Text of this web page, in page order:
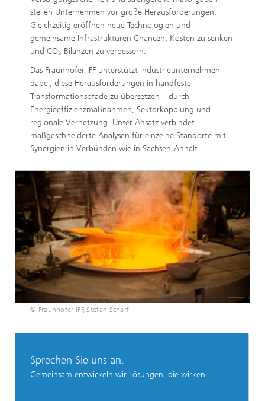
stellen Unternehmen vor große Herausforderungen.
Gleichzeitig eröffnen neue Technologien und
gemeinsame Infrastrukturen Chancen, Kosten zu senken
und CO₂-Bilanzen zu verbessern.
Das Fraunhofer IFF unterstützt Industrieunternehmen
dabei, diese Herausforderungen in handfeste
Transformationspfade zu übersetzen – durch
Energieeffizienzmaßnahmen, Sektorkopplung und
regionale Vernetzung. Unser Ansatz verbindet
maßgeschneiderte Analysen für einzelne Standorte mit
Synergien in Verbünden wie in Sachsen-Anhalt.
© Fraunhofer IFF, Stefan Scharf
Sprechen Sie uns an.
Gemeinsam entwickeln wir Lösungen, die wirken.